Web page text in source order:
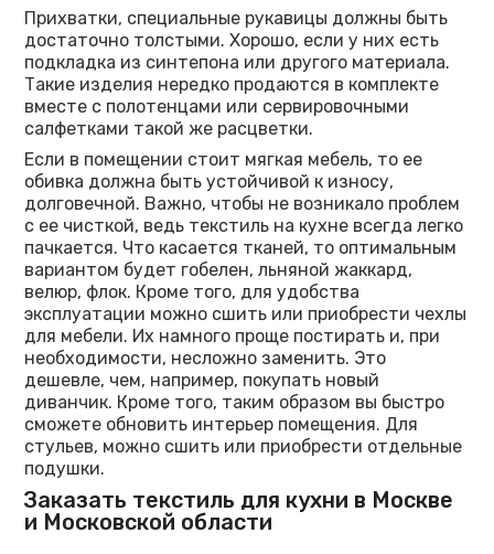
Прихватки, специальные рукавицы должны быть
достаточно толстыми. Хорошо, если у них есть
подкладка из синтепона или другого материала.
Такие изделия нередко продаются в комплекте
вместе с полотенцами или сервировочными
салфетками такой же расцветки.
Если в помещении стоит мягкая мебель, то ее
обивка должна быть устойчивой к износу,
долговечной. Важно, чтобы не возникало проблем
с ее чисткой, ведь текстиль на кухне всегда легко
пачкается. Что касается тканей, то оптимальным
вариантом будет гобелен, льняной жаккард,
велюр, флок. Кроме того, для удобства
эксплуатации можно сшить или приобрести чехлы
для мебели. Их намного проще постирать и, при
необходимости, несложно заменить. Это
дешевле, чем, например, покупать новый
диванчик. Кроме того, таким образом вы быстро
сможете обновить интерьер помещения. Для
стульев, можно сшить или приобрести отдельные
подушки.
Заказать текстиль для кухни в Москве
и Московской области